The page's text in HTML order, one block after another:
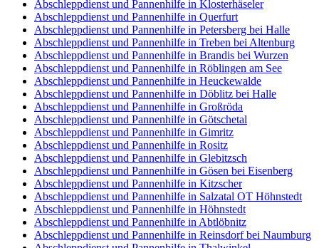
Abschleppdienst und Pannenhilfe in Klosterhäseler
Abschleppdienst und Pannenhilfe in Querfurt
Abschleppdienst und Pannenhilfe in Petersberg bei Halle
Abschleppdienst und Pannenhilfe in Treben bei Altenburg
Abschleppdienst und Pannenhilfe in Brandis bei Wurzen
Abschleppdienst und Pannenhilfe in Röblingen am See
Abschleppdienst und Pannenhilfe in Heuckewalde
Abschleppdienst und Pannenhilfe in Döblitz bei Halle
Abschleppdienst und Pannenhilfe in Großröda
Abschleppdienst und Pannenhilfe in Götschetal
Abschleppdienst und Pannenhilfe in Gimritz
Abschleppdienst und Pannenhilfe in Rositz
Abschleppdienst und Pannenhilfe in Glebitzsch
Abschleppdienst und Pannenhilfe in Gösen bei Eisenberg
Abschleppdienst und Pannenhilfe in Kitzscher
Abschleppdienst und Pannenhilfe in Salzatal OT Höhnstedt
Abschleppdienst und Pannenhilfe in Höhnstedt
Abschleppdienst und Pannenhilfe in Abtlöbnitz
Abschleppdienst und Pannenhilfe in Reinsdorf bei Naumburg